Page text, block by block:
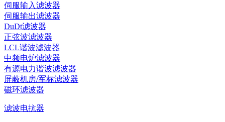
伺服输入滤波器
伺服输出滤波器
DuDt滤波器
正弦波滤波器
LCL谐波滤波器
中频电炉滤波器
有源电力谐波滤波器
屏蔽机房/军标滤波器
磁环滤波器
滤波电抗器